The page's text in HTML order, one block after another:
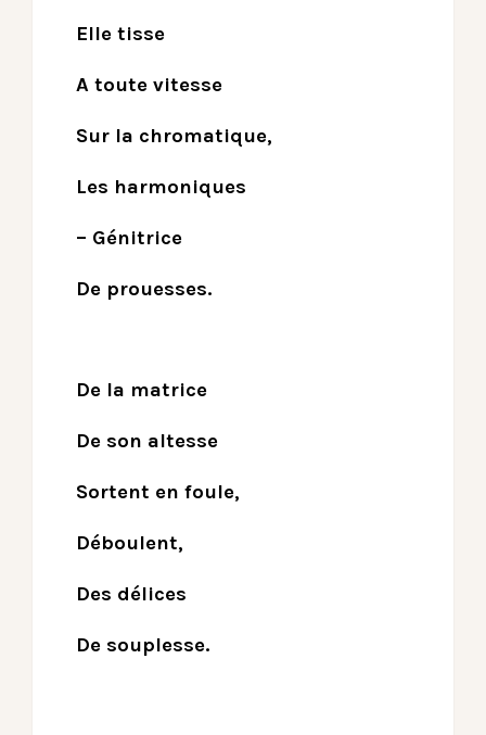
Elle tisse
A toute vitesse
Sur la chromatique,
Les harmoniques
– Génitrice
De prouesses.
De la matrice
De son altesse
Sortent en foule,
Déboulent,
Des délices
De souplesse.